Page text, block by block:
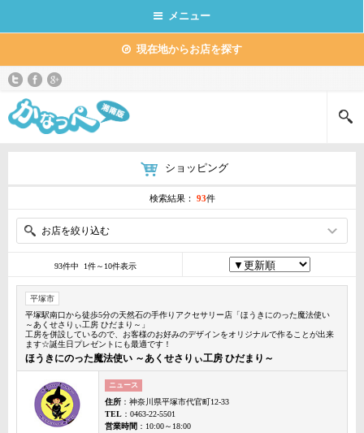
メニュー
現在地からお店を探す
ショッピング
検索結果： 93件
お店を絞り込む
93件中 1件～10件表示
平塚市
平塚駅南口から徒歩5分の天然石の手作りアクセサリー店「ほうきにのった魔法使い
～あくせさりぃ工房 ひだまり～」
工房を併設しているので、お客様のお好みのデザインをオリジナルで作ることが出来
ます☆誕生日プレゼントにも最適です！
ほうきにのった魔法使い ～あくせさりぃ工房 ひだまり～
ニュース
住所 ：神奈川県平塚市代官町12-33
TEL ：0463-22-5501
営業時間 ：10:00～18:00